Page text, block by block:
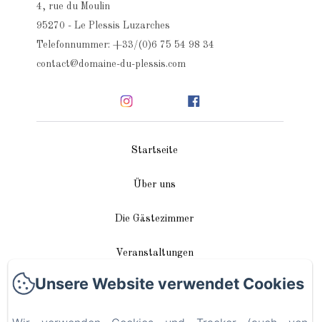
4, rue du Moulin
95270 - Le Plessis Luzarches
Telefonnummer: +33/(0)6 75 54 98 34
contact@domaine-du-plessis.com
Startseite
Über uns
Die Gästezimmer
Veranstaltungen
In unserer Nähe
Unsere Website verwendet Cookies